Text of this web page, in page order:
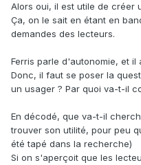
Alors oui, il est utile de créer
Ça, on le sait en étant en
demandes des lecteurs.
Ferris parle d'autonomie, et il
Donc, il faut se poser la
un usager ? Par quoi va-t-il
En décodé, que va-t-il
trouver son utilité, pour peu
été tapé dans la recherche)
Si on s'aperçoit que les